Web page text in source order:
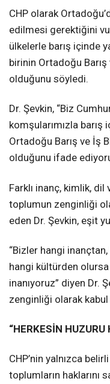
CHP olarak
edilmesi gerektiğini
ülkelerle barış içinde
birinin Ortadoğu Barış
olduğunu söyledi.
Dr. Şevkin, “Biz
komşularımızla barış
Ortadoğu Barış ve İş
olduğunu ifade
Farklı inanç, kimlik, dil
toplumun zenginliği
eden Dr. Şevkin, eşit
“Bizler hangi
hangi kültürden
inanıyoruz” diyen Dr.
zenginliği olarak
“HERKESİN
CHP’nin yalnızca
toplumların haklarını